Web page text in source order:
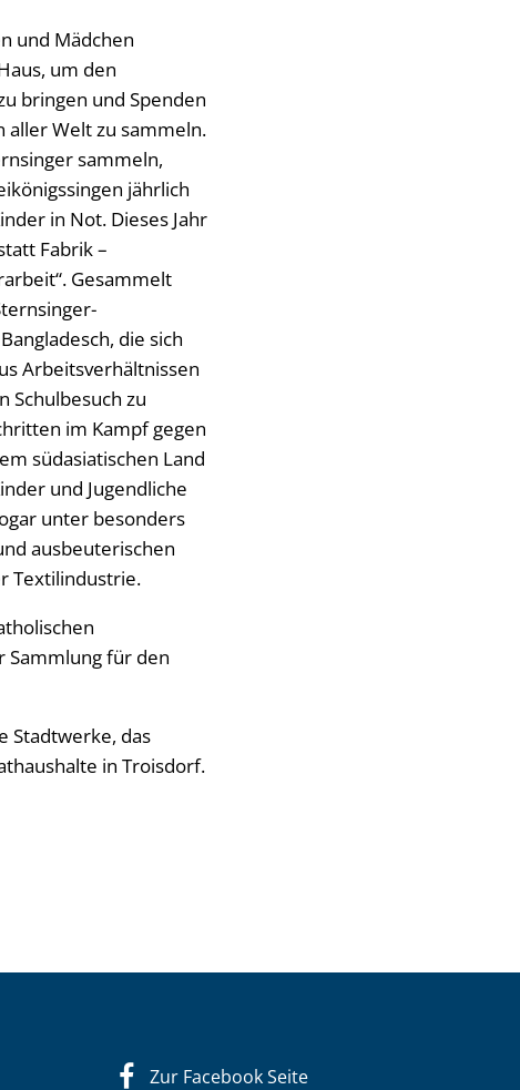
und Mädchen
um den
bringen und Spenden
Welt zu sammeln.
sammeln,
jährlich
in Not. Dieses Jahr
Fabrik –
Gesammelt
die sich
Arbeitsverhältnissen
Schulbesuch zu
im Kampf gegen
südasiatischen Land
und Jugendliche
unter besonders
ausbeuterischen
Textilindustrie.
Sammlung für den
Stadtwerke, das
in Troisdorf.
Zur Facebook Seite